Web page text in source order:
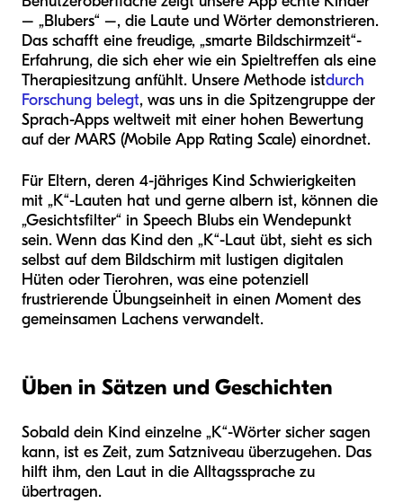
– „Blubers“ –, die Laute und Wörter demonstrieren.
Das schafft eine freudige, „smarte Bildschirmzeit“-
Erfahrung, die sich eher wie ein Spieltreffen als eine
Therapiesitzung anfühlt. Unsere Methode istdurch
Forschung belegt, was uns in die Spitzengruppe der
Sprach-Apps weltweit mit einer hohen Bewertung
auf der MARS (Mobile App Rating Scale) einordnet.
Für Eltern, deren 4-jähriges Kind Schwierigkeiten
mit „K“-Lauten hat und gerne albern ist, können die
„Gesichtsfilter“ in Speech Blubs ein Wendepunkt
sein. Wenn das Kind den „K“-Laut übt, sieht es sich
selbst auf dem Bildschirm mit lustigen digitalen
Hüten oder Tierohren, was eine potenziell
frustrierende Übungseinheit in einen Moment des
gemeinsamen Lachens verwandelt.
Üben in Sätzen und Geschichten
Sobald dein Kind einzelne „K“-Wörter sicher sagen
kann, ist es Zeit, zum Satzniveau überzugehen. Das
hilft ihm, den Laut in die Alltagssprache zu
übertragen.